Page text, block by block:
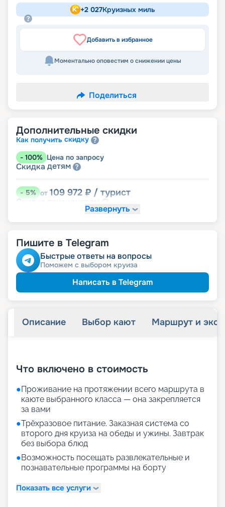
+2 027Круизных миль
Добавить в избранное
Моментально оповестим о снижении цены
Поделиться
Дополнительные скидки
Как получить скидку
- 100% Цена по запросу
Скидка детям
-5% от 109 972 ₽ / турист
Скидка
Развернуть
Пишите в Telegram
Быстрые ответы на вопросы
Поможем с выбором круиза
Написать в Telegram
Описание Выбор кают Маршрут и
Что включено в стоимость
●Проживание на протяжении всего маршрута в
каюте выбранного класса — она закрепляется
за вами
●Трёхразовое питание. Заказная система со
второго дня круиза на обеды и ужины. Завтрак
без выбора блюд
●Возможность посещать развлекательные и
познавательные программы на борту
Показать все услуги